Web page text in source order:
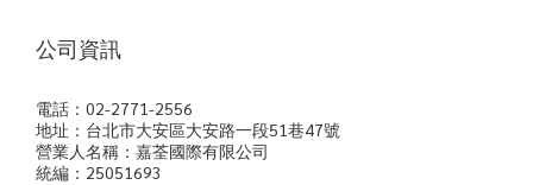
公司資訊
電話：02-2771-2556
地址：台北市大安區大安路一段51巷47號
營業人名稱：嘉荃國際有限公司
統編：25051693